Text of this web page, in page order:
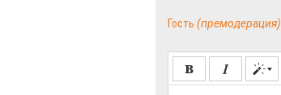
Гость (премодерация)